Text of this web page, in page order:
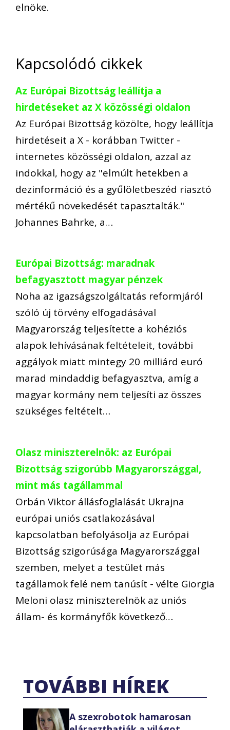
elnöke.
Kapcsolódó cikkek
Az Európai Bizottság leállítja a
hirdetéseket az X közösségi oldalon
Az Európai Bizottság közölte, hogy leállítja
hirdetéseit a X - korábban Twitter -
internetes közösségi oldalon, azzal az
indokkal, hogy az "elmúlt hetekben a
dezinformáció és a gyűlöletbeszéd riasztó
mértékű növekedését tapasztalták."
Johannes Bahrke, a…
Európai Bizottság: maradnak
befagyasztott magyar pénzek
Noha az igazságszolgáltatás reformjáról
szóló új törvény elfogadásával
Magyarország teljesítette a kohéziós
alapok lehívásának feltételeit, további
aggályok miatt mintegy 20 milliárd euró
marad mindaddig befagyasztva, amíg a
magyar kormány nem teljesíti az összes
szükséges feltételt…
Olasz miniszterelnök: az Európai
Bizottság szigorúbb Magyarországgal,
mint más tagállammal
Orbán Viktor állásfoglalását Ukrajna
európai uniós csatlakozásával
kapcsolatban befolyásolja az Európai
Bizottság szigorúsága Magyarországgal
szemben, melyet a testület más
tagállamok felé nem tanúsít - vélte Giorgia
Meloni olasz miniszterelnök az uniós
állam- és kormányfők következő…
TOVÁBBI HÍREK
A szexrobotok hamarosan